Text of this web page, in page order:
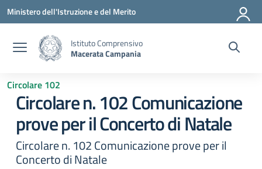
Vai ai contenuti
Vai al menu di navigazione
Vai al footer
Ministero dell'Istruzione e del Merito
Istituto Comprensivo
Macerata Campania
Circolare 102
Circolare n. 102 Comunicazione
prove per il Concerto di Natale
Circolare n. 102 Comunicazione prove per il
Concerto di Natale